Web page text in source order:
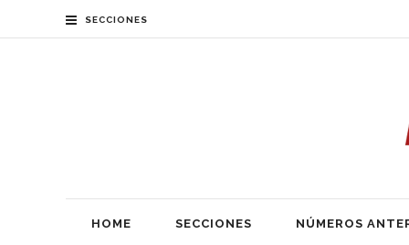
SECCIONES
HOME SECCIONES NÚMEROS